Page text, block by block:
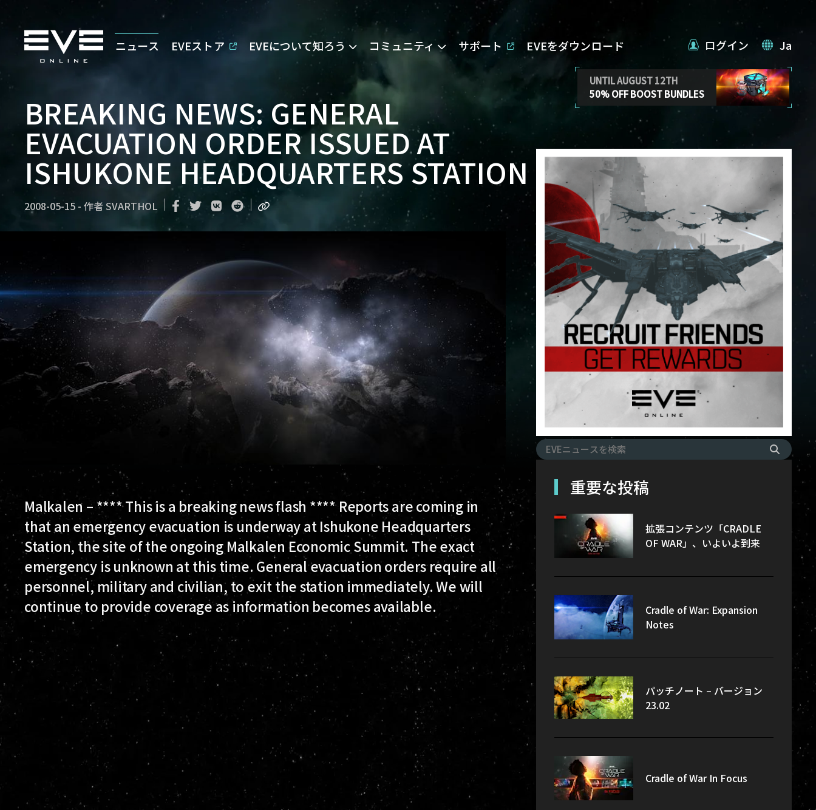
ニュース EVEストア EVEについて知ろう コミュニティ サポート EVEをダウンロード
UNTIL AUGUST 12TH
50% OFF BOOST BUNDLES
ログイン Ja
BREAKING NEWS: GENERAL
EVACUATION ORDER ISSUED AT
ISHUKONE HEADQUARTERS STATION
2008-05-15 - 作者SVARTHOL
Malkalen – **** This is a breaking news flash **** Reports are coming in
that an emergency evacuation is underway at Ishukone Headquarters
Station, the site of the ongoing Malkalen Economic Summit. The exact
emergency is unknown at this time. General evacuation orders require all
personnel, military and civilian, to exit the station immediately. We will
continue to provide coverage as information becomes available.
重要な投稿
拡張コンテンツ「CRADLE
OF WAR」、いよいよ到来
Cradle of War: Expansion
Notes
パッチノート – バージョン
23.02
Cradle of War In Focus